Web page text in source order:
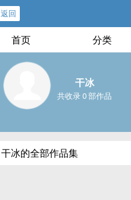
返回
首页 分类
干冰
共收录 0 部作品
干冰的全部作品集